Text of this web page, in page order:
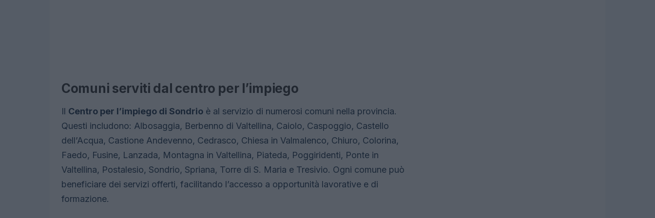
Comuni serviti dal centro per l’impiego
Il Centro per l’impiego di Sondrio è al servizio di numerosi comuni nella provincia.
Questi includono: Albosaggia, Berbenno di Valtellina, Caiolo, Caspoggio, Castello
dell’Acqua, Castione Andevenno, Cedrasco, Chiesa in Valmalenco, Chiuro, Colorina,
Faedo, Fusine, Lanzada, Montagna in Valtellina, Piateda, Poggiridenti, Ponte in
Valtellina, Postalesio, Sondrio, Spriana, Torre di S. Maria e Tresivio. Ogni comune può
beneficiare dei servizi offerti, facilitando l’accesso a opportunità lavorative e di
formazione.